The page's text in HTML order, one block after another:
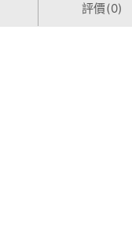
評價(0)